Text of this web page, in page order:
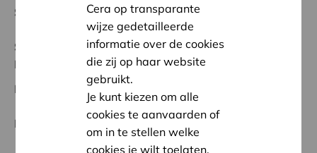
Startdatum:
12/02/2026
Status:
In behandeling
Noordwest-Brabant
Datum:
12/02/2026
Beslissing: Goedgekeurd
Cera op transparante
wijze gedetailleerde
informatie over de cookies
die zij op haar website
gebruikt.
Je kunt kiezen om alle
cookies te aanvaarden of
om in te stellen welke
cookies je wilt toelaten.